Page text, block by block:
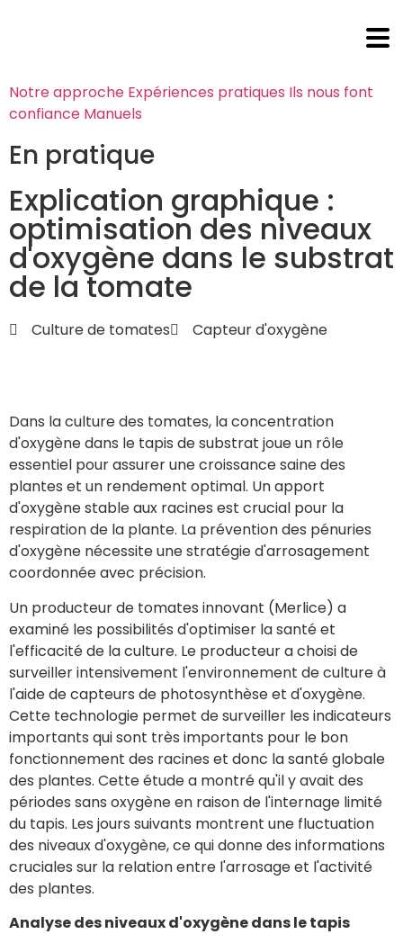
Notre approche Expériences pratiques Ils nous font
confiance Manuels
En pratique
Explication graphique :
optimisation des niveaux
d'oxygène dans le substrat
de la tomate
Culture de tomates Capteur d'oxygène
Dans la culture des tomates, la concentration
d'oxygène dans le tapis de substrat joue un rôle
essentiel pour assurer une croissance saine des
plantes et un rendement optimal. Un apport
d'oxygène stable aux racines est crucial pour la
respiration de la plante. La prévention des pénuries
d'oxygène nécessite une stratégie d'arrosagement
coordonnée avec précision.
Un producteur de tomates innovant (Merlice) a
examiné les possibilités d'optimiser la santé et
l'efficacité de la culture. Le producteur a choisi de
surveiller intensivement l'environnement de culture à
l'aide de capteurs de photosynthèse et d'oxygène.
Cette technologie permet de surveiller les indicateurs
importants qui sont très importants pour le bon
fonctionnement des racines et donc la santé globale
des plantes. Cette étude a montré qu'il y avait des
périodes sans oxygène en raison de l'internage limité
du tapis. Les jours suivants montrent une fluctuation
des niveaux d'oxygène, ce qui donne des informations
cruciales sur la relation entre l'arrosage et l'activité
des plantes.
Analyse des niveaux d'oxygène dans le tapis